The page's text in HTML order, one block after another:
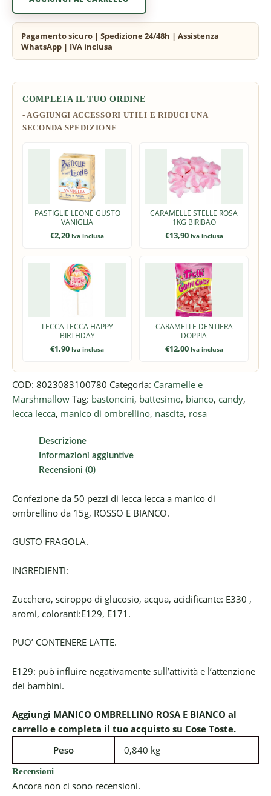
COMPLETA IL TUO ORDINE
PASTIGLIE LEONE GUSTO
VANIGLIA
€2,20 Iva inclusa
CARAMELLE STELLE ROSA
1KG BIRIBAO
€13,90 Iva inclusa
LECCA LECCA HAPPY
BIRTHDAY
€1,90 Iva inclusa
CARAMELLE DENTIERA
DOPPIA
€12,00 Iva inclusa
COD: 8023083100780 Categoria: Caramelle e
Marshmallow Tag: bastoncini, battesimo, bianco, candy,
lecca lecca, manico di ombrellino, nascita, rosa
Descrizione
Informazioni aggiuntive
Recensioni (0)
Confezione da 50 pezzi di lecca lecca a manico di
ombrellino da 15g, ROSSO E BIANCO.
GUSTO FRAGOLA.
INGREDIENTI:
Zucchero, sciroppo di glucosio, acqua, acidificante: E330 ,
aromi, coloranti:E129, E171.
PUO’ CONTENERE LATTE.
E129: può influire negativamente sull’attività e l’attenzione
dei bambini.
Aggiungi MANICO OMBRELLINO ROSA E BIANCO al
carrello e completa il tuo acquisto su Cose Toste.
Peso
0,840 kg
Recensioni
Ancora non ci sono recensioni.